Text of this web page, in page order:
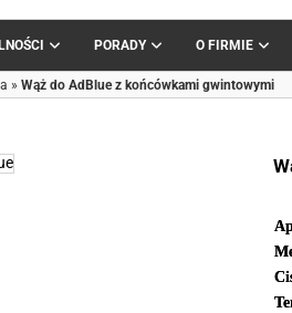
PORADY O FIRMIE
» Wąż do AdBlue z końcówkami gwintowymi